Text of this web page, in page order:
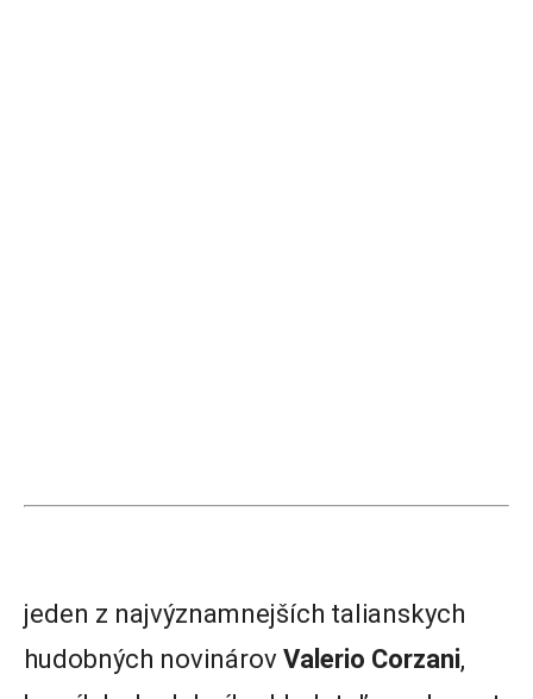
jeden z najvýznamnejších talianskych
hudobných novinárov Valerio Corzani,